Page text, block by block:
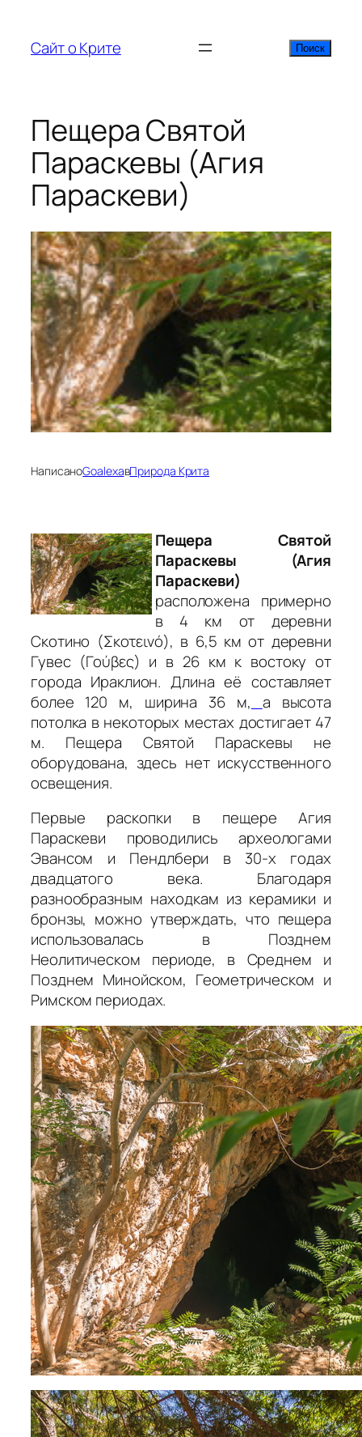
содержимому
Сайт о Крите Поиск
Поиск
Пещера Святой
Параскевы (Агия
Параскеви)
НаписаноGoalexaвПрирода Крита
Пещера Святой
Параскевы (Агия
Параскеви)
расположена примерно
в 4 км от деревни
Скотино (Σκοτεινό), в 6,5 км от деревни
Гувес (Γούβες) и в 26 км к востоку от
города Ираклион. Длина её составляет
более 120 м, ширина 36 м,
а высота
потолка в некоторых местах достигает 47
м. Пещера Святой Параскевы не
оборудована, здесь нет искусственного
освещения.
Первые раскопки в пещере Агия
Параскеви проводились археологами
Эвансом и Пендлбери в 30-х годах
двадцатого века. Благодаря
разнообразным находкам из керамики и
бронзы, можно утверждать, что пещера
использовалась в Позднем
Неолитическом периоде, в Среднем и
Позднем Минойском, Геометрическом и
Римском периодах.